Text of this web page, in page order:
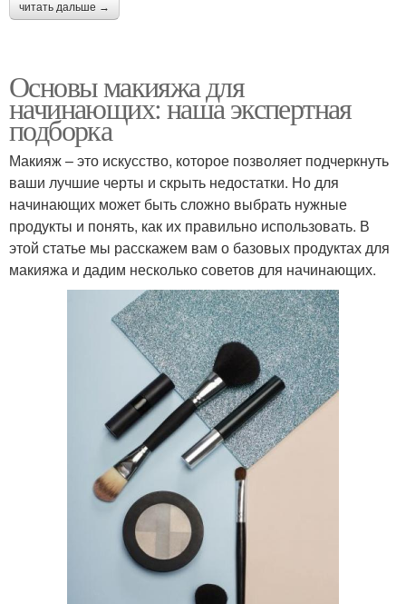
читать дальше →
Основы макияжа для
начинающих: наша экспертная
подборка
Макияж – это искусство, которое позволяет подчеркнуть
ваши лучшие черты и скрыть недостатки. Но для
начинающих может быть сложно выбрать нужные
продукты и понять, как их правильно использовать. В
этой статье мы расскажем вам о базовых продуктах для
макияжа и дадим несколько советов для начинающих.